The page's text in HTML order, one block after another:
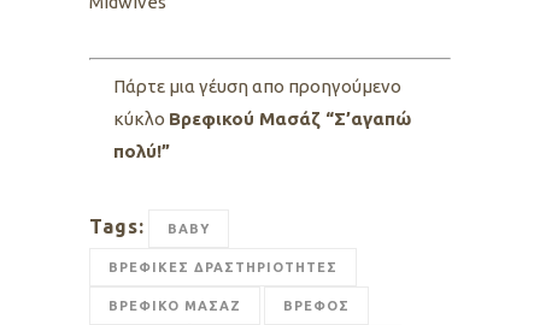
Πάρτε μια γέυση απο προηγούμενο
κύκλο Βρεφικού Μασάζ “Σ’αγαπώ
πολύ!”
Tags: BABY
ΒΡΕΦΙΚΕΣ ΔΡΑΣΤΗΡΙΟΤΗΤΕΣ
ΒΡΕΦΙΚΟ ΜΑΣΑΖ ΒΡΕΦΟΣ